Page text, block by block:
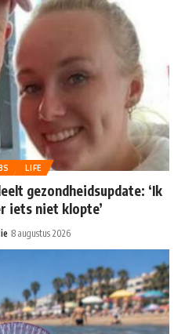
LIFE
gezondheidsupdate: ‘Ik
iets niet klopte’
8 augustus 2026